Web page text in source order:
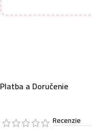
Platba a Doručenie
Recenzie